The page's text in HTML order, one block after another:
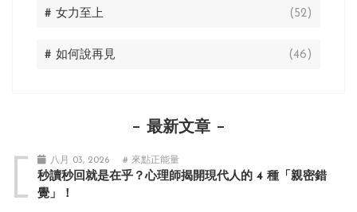
# 女力至上 (52)
# 如何說再見 (46)
最新文章
八月 03, 2026 # 來點正能量
秒讀秒回就是在乎？心理師揭開現代人的 4 種「親密錯
覺」！